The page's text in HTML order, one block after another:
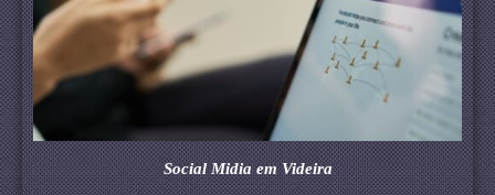
Social Midia em Videira